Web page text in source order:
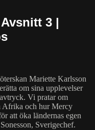
3 |
Mariette Karlsson
om sina upplevelser
Vi pratar om
Afrika och hur Mercy
att öka ländernas egen
Sverigechef.